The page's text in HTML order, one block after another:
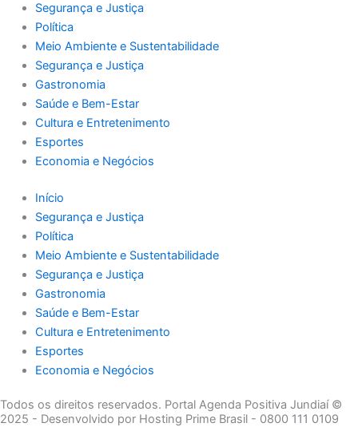
Segurança e Justiça
Política
Meio Ambiente e Sustentabilidade
Segurança e Justiça
Gastronomia
Saúde e Bem-Estar
Cultura e Entretenimento
Esportes
Economia e Negócios
Início
Segurança e Justiça
Política
Meio Ambiente e Sustentabilidade
Segurança e Justiça
Gastronomia
Saúde e Bem-Estar
Cultura e Entretenimento
Esportes
Economia e Negócios
Todos os direitos reservados. Portal Agenda Positiva Jundiaí ©
2025 - Desenvolvido por Hosting Prime Brasil - 0800 111 0109